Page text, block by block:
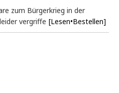
zum Bürgerkrieg in der
vergriffe [Lesen•Bestellen]